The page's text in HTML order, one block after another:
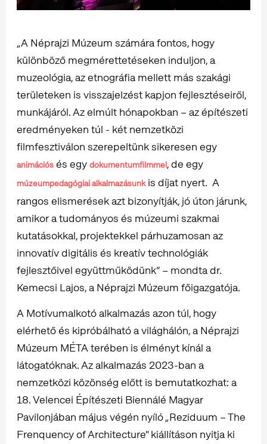
„A Néprajzi Múzeum számára fontos, hogy
különböző megmérettetéseken induljon, a
muzeológia, az etnográfia mellett más szakági
területeken is visszajelzést kapjon fejlesztéseiről,
munkájáról. Az elmúlt hónapokban – az építészeti
eredményeken túl - két nemzetközi
filmfesztiválon szerepeltünk sikeresen egy
animációs és egy dokumentumfilmmel, de egy
múzeumpedagógiai alkalmazásunkis díjat nyert. A
rangos elismerések azt bizonyítják, jó úton járunk,
amikor a tudományos és múzeumi szakmai
kutatásokkal, projektekkel párhuzamosan az
innovatív digitális és kreatív technológiák
fejlesztőivel együttműködünk” – mondta dr.
Kemecsi Lajos, a Néprajzi Múzeum főigazgatója.
A Motívumalkotó alkalmazás azon túl, hogy
elérhető és kipróbálható a világhálón, a Néprajzi
Múzeum MÉTA terében is élményt kínál a
látogatóknak. Az alkalmazás 2023-ban a
nemzetközi közönség előtt is bemutatkozhat: a
18. Velencei Építészeti Biennálé Magyar
Pavilonjában május végén nyíló „Reziduum – The
Frenquency of Architecture" kiállításon nyitja ki